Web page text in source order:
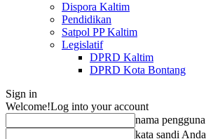
Dispora Kaltim
Pendidikan
Satpol PP Kaltim
Legislatif
DPRD Kaltim
DPRD Kota Bontang
Sign in
Welcome!Log into your account
nama pengguna
kata sandi Anda